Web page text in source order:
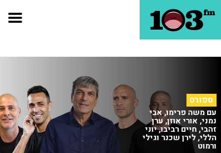
ספורט
עם משה פרימו, אבי
נמני, אורי אוזן, ערן
זהבי, חיים רביבו, יוני
הללי, לירן שכנר וגילי
ורמוט